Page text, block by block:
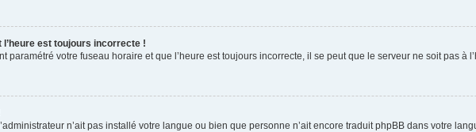
l’heure est toujours incorrecte !
paramétré votre fuseau horaire et que l’heure est toujours incorrecte, il se peut que le serveur ne soit pas à
n’ait pas installé votre langue ou bien que personne n’ait encore traduit phpBB dans votre